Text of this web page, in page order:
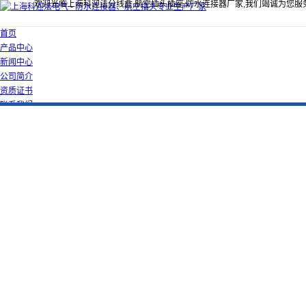
欢迎光临上海科迎法分线盒,航空插头插座,防水连接器厂家,我们竭诚为您服
首页
产品中心
新闻中心
公司简介
资质证书
联系我们